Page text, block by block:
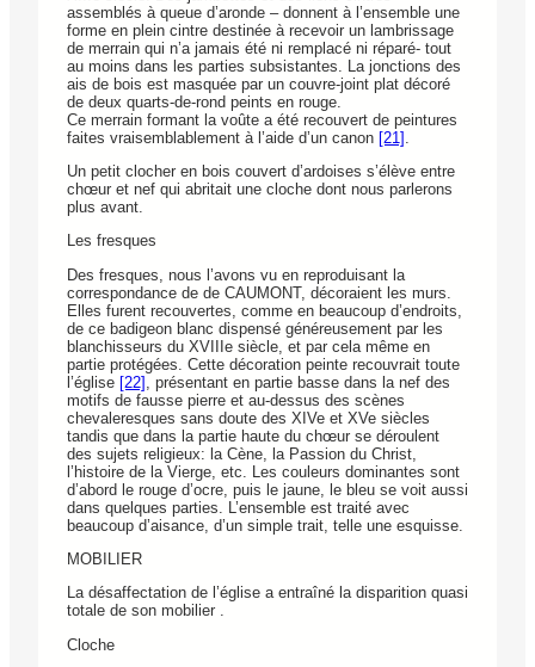
assemblés à queue d’aronde – donnent à l’ensemble une
forme en plein cintre destinée à recevoir un lambrissage
de merrain qui n’a jamais été ni remplacé ni réparé- tout
au moins dans les parties subsistantes. La jonctions des
ais de bois est masquée par un couvre-joint plat décoré
de deux quarts-de-rond peints en rouge.
Ce merrain formant la voûte a été recouvert de peintures
faites vraisemblablement à l’aide d’un canon [21]
Un petit clocher en bois couvert d’ardoises s’élève entre
chœur et nef qui abritait une cloche dont nous parlerons
plus avant.
Les fresques
Des fresques, nous l’avons vu en reproduisant la
correspondance de de CAUMONT, décoraient les murs.
Elles furent recouvertes, comme en beaucoup d’endroits,
de ce badigeon blanc dispensé généreusement par les
blanchisseurs du XVIIIe siècle, et par cela même en
partie protégées. Cette décoration peinte recouvrait toute
l’église [22] , présentant en partie basse dans la nef des
motifs de fausse pierre et au-dessus des scènes
chevaleresques sans doute des XIVe et XVe siècles
tandis que dans la partie haute du chœur se déroulent
des sujets religieux: la Cène, la Passion du Christ,
l’histoire de la Vierge, etc. Les couleurs dominantes sont
d’abord le rouge d’ocre, puis le jaune, le bleu se voit aussi
dans quelques parties. L’ensemble est traité avec
beaucoup d’aisance, d’un simple trait, telle une esquisse.
MOBILIER
La désaffectation de l’église a entraîné la disparition quasi
totale de son mobilier .
Cloche